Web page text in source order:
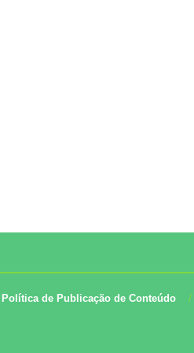
Política de Publicação de Conteúdo